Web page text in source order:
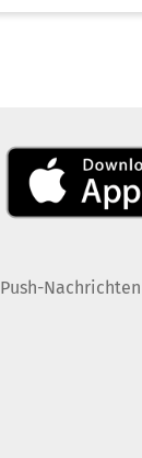
Push-Nachrichten